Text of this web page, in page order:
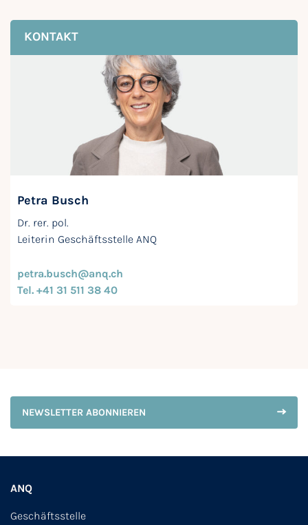
KONTAKT
Petra Busch
Dr. rer. pol.
Leiterin Geschäftsstelle ANQ
petra.busch@anq.ch
Tel. +41 31 511 38 40
NEWSLETTER ABONNIEREN
ANQ
Geschäftsstelle